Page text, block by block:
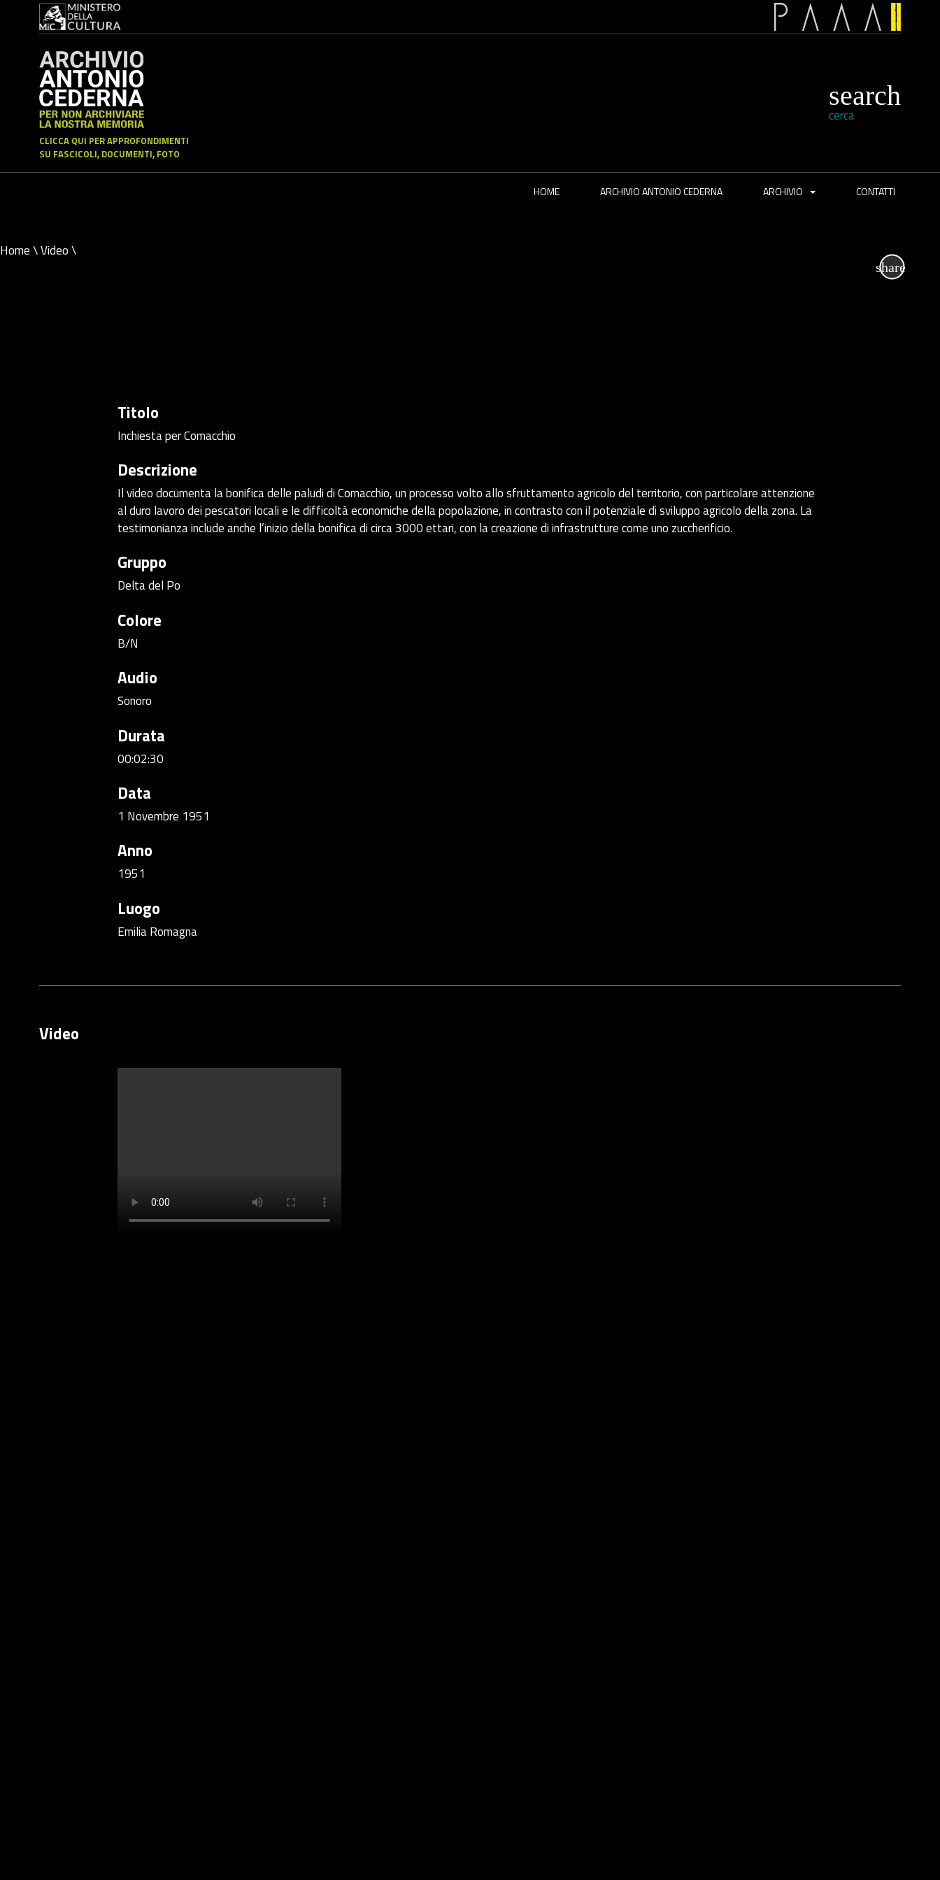
CLICCA QUI PER APPROFONDIMENTI
SU FASCICOLI, DOCUMENTI, FOTO
cerca
HOME ARCHIVIO ANTONIO CEDERNA ARCHIVIO CONTATTI
Home\Video\
Titolo
Inchiesta per Comacchio
Descrizione
Il video documenta la bonifica delle paludi di Comacchio, un processo volto allo sfruttamento agricolo del territorio, con particolare attenzione
al duro lavoro dei pescatori locali e le difficoltà economiche della popolazione, in contrasto con il potenziale di sviluppo agricolo della zona. La
testimonianza include anche l’inizio della bonifica di circa 3000 ettari, con la creazione di infrastrutture come uno zuccherificio.
Gruppo
Delta del Po
Colore
B/N
Audio
Sonoro
Durata
00:02:30
Data
1 Novembre 1951
Anno
1951
Luogo
Emilia Romagna
Video